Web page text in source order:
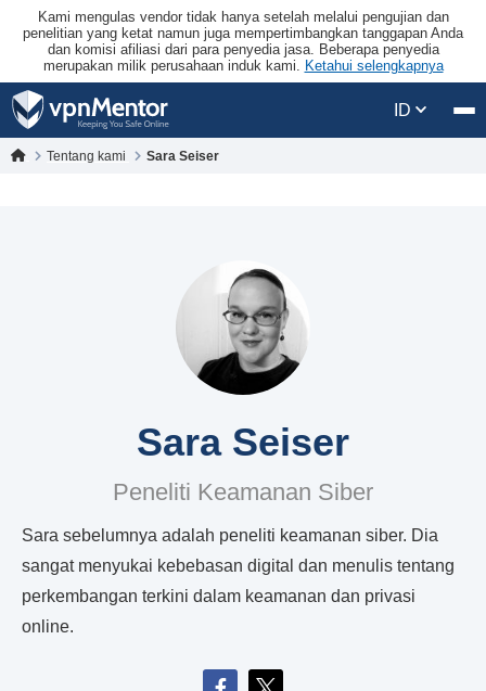
Kami mengulas vendor tidak hanya setelah melalui pengujian dan
penelitian yang ketat namun juga mempertimbangkan tanggapan Anda
dan komisi afiliasi dari para penyedia jasa. Beberapa penyedia
merupakan milik perusahaan induk kami. Ketahui selengkapnya
ID
Tentang kami Sara Seiser
Sara Seiser
Peneliti Keamanan Siber
Sara sebelumnya adalah peneliti keamanan siber. Dia
sangat menyukai kebebasan digital dan menulis tentang
perkembangan terkini dalam keamanan dan privasi
online.